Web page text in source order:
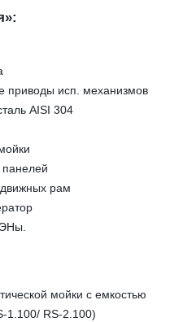
приводы исп. механизмов
AISI 304
рам
мойки с емкостью
1.100/ RS-2.100)